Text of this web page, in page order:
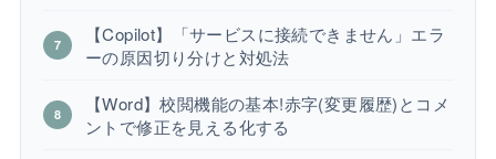
【Copilot】「サービスに接続できません」エラ
ーの原因切り分けと対処法
【Word】校閲機能の基本!赤字(変更履歴)とコメ
ントで修正を見える化する